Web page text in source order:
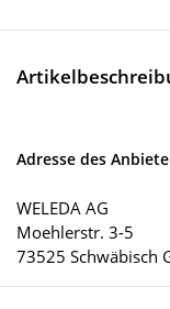
Adresse des
WELEDA AG
Moehlerstr. 3-5
73525 Schwäbisch